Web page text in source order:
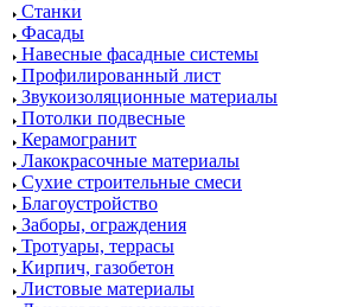
Станки
Фасады
Навесные фасадные системы
Профилированный лист
Звукоизоляционные материалы
Потолки подвесные
Керамогранит
Лакокрасочные материалы
Сухие строительные смеси
Благоустройство
Заборы, ограждения
Тротуары, террасы
Кирпич, газобетон
Листовые материалы